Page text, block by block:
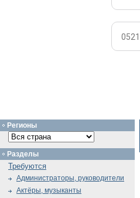
Регионы
Разделы
Требуются
Администраторы, руководители
Актёры, музыканты